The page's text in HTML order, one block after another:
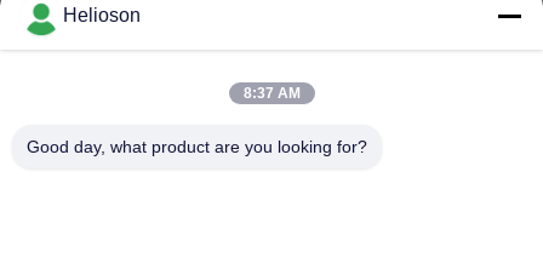
हमारा पता
Helioson
8:37 AM
Good day, what product are you looking for?